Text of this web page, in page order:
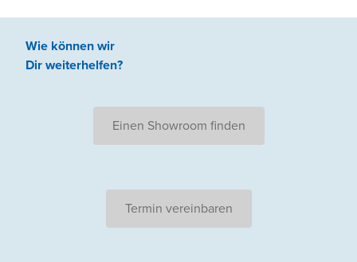
Wie können wir
Dir weiterhelfen?
Einen Showroom finden
Termin vereinbaren